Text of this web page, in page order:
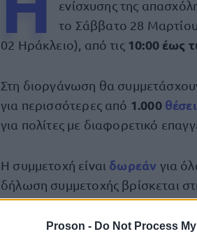
Proson - Do Not Process
ενίσχυσης της
το Σάββατο 28
02 Ηράκλειο), από τις 10:00 έως
Στη διοργάνωση θα
για περισσότερες από 1.000
για πολίτες με διαφορετικό
Η συμμετοχή είναι δωρεάν για
δήλωση συμμετοχής βρίσκεται
https://www.eventora.com/el/